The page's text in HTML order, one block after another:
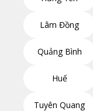
Lâm Đồng
Quảng Bình
Huế
Tuyên Quang